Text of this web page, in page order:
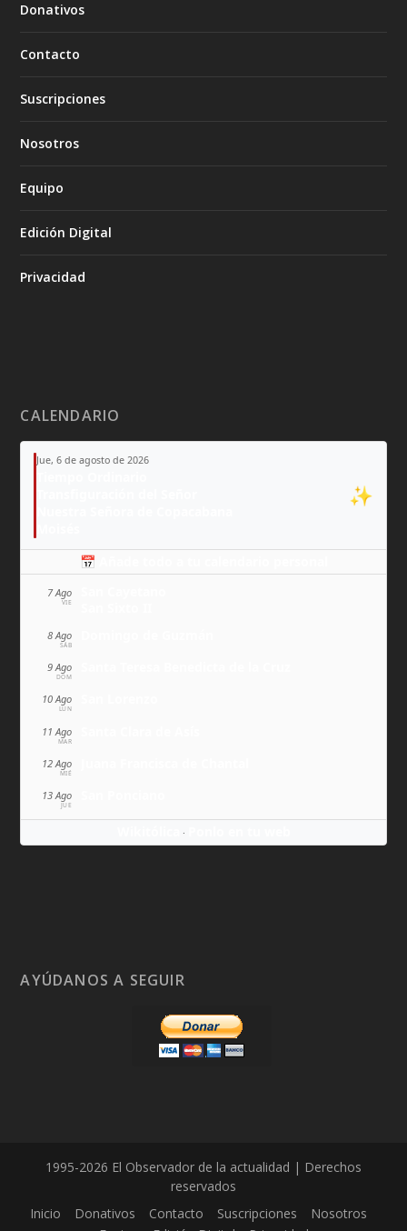
Donativos
Contacto
Suscripciones
Nosotros
Equipo
Edición Digital
Privacidad
CALENDARIO
Jue, 6 de agosto de 2026
✨
📅 Añade todo a tu calendario personal
7 Ago
VIE
8 Ago
SÁB
9 Ago
DOM
10 Ago
LUN
11 Ago
MAR
12 Ago
MIÉ
13 Ago
JUE
·
AYÚDANOS A SEGUIR
1995-2026 El Observador de la actualidad | Derechos
reservados
Inicio
Donativos Contacto Suscripciones
Nosotros